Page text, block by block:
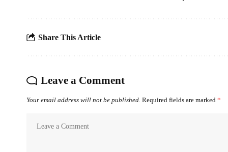
Share This Article
Leave a Comment
Your email address will not be published. Required fields are marked *